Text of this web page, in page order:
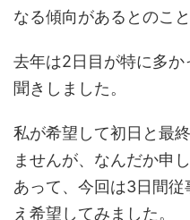
なる傾向があるとのこと
去年は2日目が特に多
聞きしました。
私が希望して初日と最
ませんが、なんだか申
あって、今回は3日間
え希望してみました。